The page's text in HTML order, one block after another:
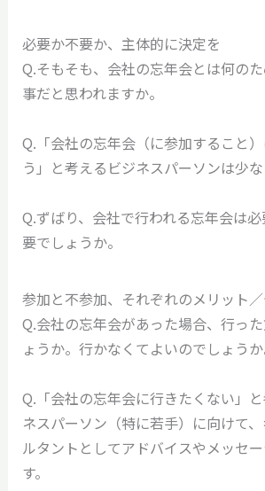
必要か不要か、主体的に決定を
Q.そもそも、会社の忘年会とは何の
事だと思われますか。
Q.「会社の忘年会（に参加すること
う」と考えるビジネスパーソンは少な
Q.ずばり、会社で行われる忘年会は
要でしょうか。
参加と不参加、それぞれのメリット
Q.会社の忘年会があった場合、行っ
ょうか。行かなくてよいのでしょうか
Q.「会社の忘年会に行きたくない」
ネスパーソン（特に若手）に向けて
ルタントとしてアドバイスやメッセ
す。